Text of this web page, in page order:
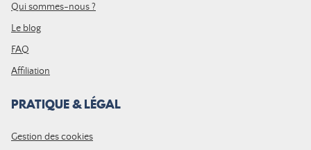
Qui sommes-nous ?
Le blog
FAQ
Affiliation
PRATIQUE & LÉGAL
Gestion des cookies